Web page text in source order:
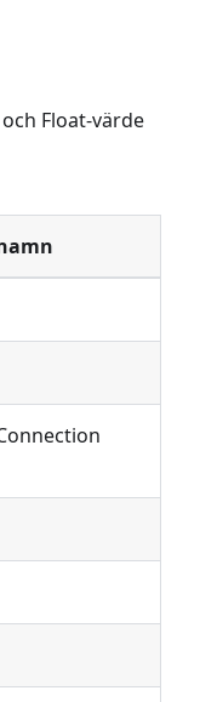
Float-värde